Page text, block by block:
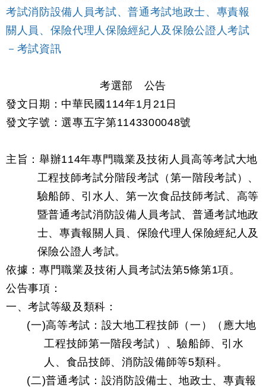
考試消防設備人員考試、普通考試地政士、專責報
關人員、保險代理人保險經紀人及保險公證人考試
－考試資訊
考選部 公告
發文日期：中華民國114年1月21日
發文字號：選專五字第1143300048號
主旨：舉辦114年專門職業及技術人員高等考試大地
工程技師考試分階段考試（第一階段考試）、
驗船師、引水人、第一次食品技師考試、高等
暨普通考試消防設備人員考試、普通考試地政
士、專責報關人員、保險代理人保險經紀人及
保險公證人考試。
依據：專門職業及技術人員考試法第5條第1項。
公告事項：
一、考試等級及類科：
(一)高等考試：設大地工程技師（一）（應大地
工程技師第一階段考試）、驗船師、引水
人、食品技師、消防設備師等5類科。
(二)普通考試：設消防設備士、地政士、專責報